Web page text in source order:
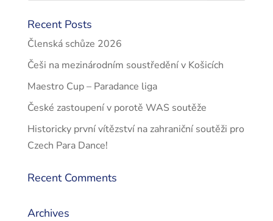
Recent Posts
Členská schůze 2026
Češi na mezinárodním soustředění v Košicích
Maestro Cup – Paradance liga
České zastoupení v porotě WAS soutěže
Historicky první vítězství na zahraniční soutěži pro
Czech Para Dance!
Recent Comments
Archives